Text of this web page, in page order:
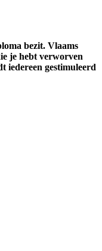
bezit. Vlaams
je hebt verworven
iedereen gestimuleerd